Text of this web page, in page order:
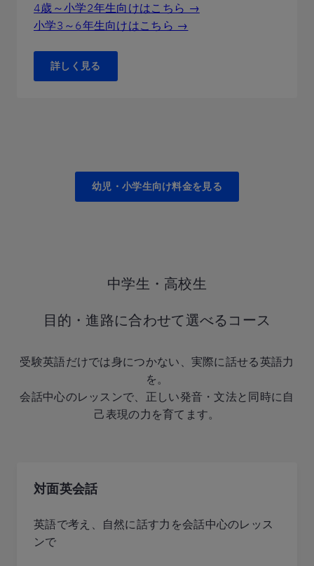
4歳～小学2年生向けはこちら →
小学3～6年生向けはこちら →
詳しく見る
幼児・小学生向け料金を見る
中学生・高校生
目的・進路に合わせて選べるコース
受験英語だけでは身につかない、実際に話せる英語力
を。
会話中心のレッスンで、正しい発音・文法と同時に自
己表現の力を育てます。
対面英会話
英語で考え、自然に話す力を会話中心のレッス
ンで